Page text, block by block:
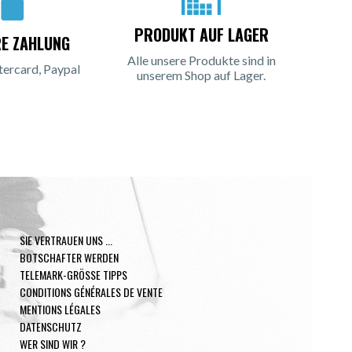
ZAHLUNG
Paypal
PRODUKT AUF LAGER
Alle unsere Produkte sind in
unserem Shop auf Lager.
SIE VERTRAUEN UNS ...
BOTSCHAFTER WERDEN
TELEMARK-GRÖSSE TIPPS
CONDITIONS GÉNÉRALES DE VENTE
MENTIONS LÉGALES
DATENSCHUTZ
WER SIND WIR ?